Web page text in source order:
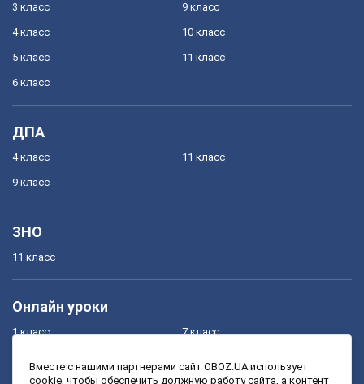
3 класс
4 класс
5 класс
6 класс
9 класс
10 класс
11 класс
ДПА
4 класс
9 класс
11 класс
ЗНО
11 класс
Онлайн уроки
1 класс 7 класс
Вместе с нашими партнерами сайт OBOZ.UA использует
cookie, чтобы обеспечить должную работу сайта, а контент